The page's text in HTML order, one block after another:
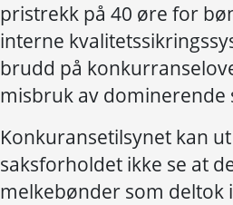
pristrekk på 40 øre for
interne
brudd på
misbruk av dominerende
Konkuransetilsynet kan
saksforholdet ikke se at
melkebønder som deltok